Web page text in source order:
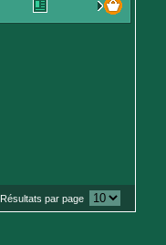
Résultats par page